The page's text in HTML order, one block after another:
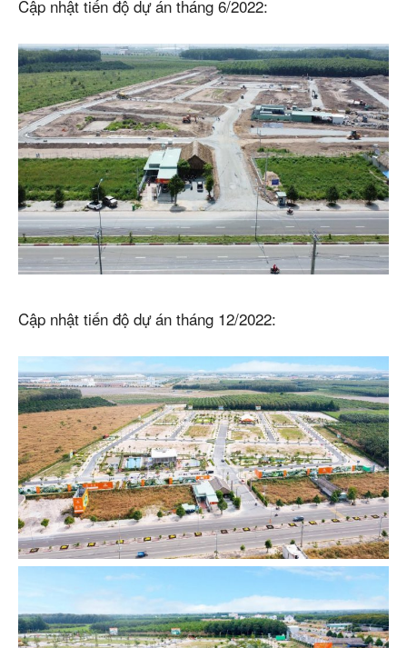
Cập nhật tiến độ dự án tháng 6/2022:
Cập nhật tiến độ dự án tháng 12/2022: